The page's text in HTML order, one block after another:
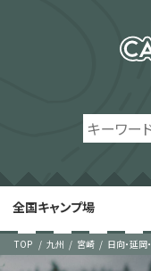
全国キャンプ場
TOP 九州 宮崎 日向・延岡